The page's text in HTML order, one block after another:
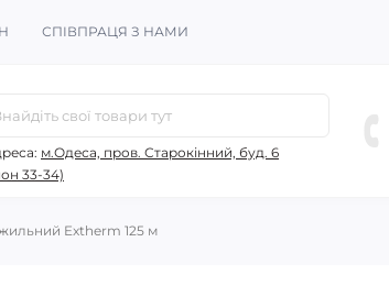
СПІВПРАЦЯ З НАМИ
м.Одеса, пров. Старокінний, буд. 6
33-34)
Extherm 125 м